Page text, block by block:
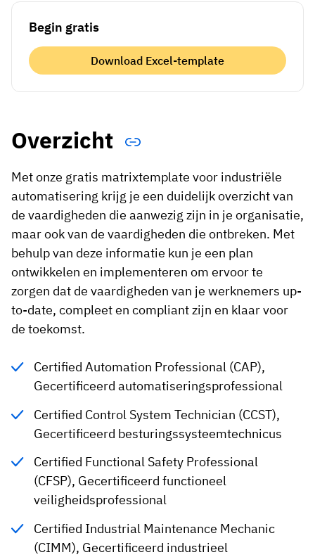
Begin gratis
Download Excel-template
Overzicht
Met onze gratis matrixtemplate voor industriële
automatisering krijg je een duidelijk overzicht van
de vaardigheden die aanwezig zijn in je organisatie,
maar ook van de vaardigheden die ontbreken. Met
behulp van deze informatie kun je een plan
ontwikkelen en implementeren om ervoor te
zorgen dat de vaardigheden van je werknemers up-
to-date, compleet en compliant zijn en klaar voor
de toekomst.
Certified Automation Professional (CAP),
Gecertificeerd automatiseringsprofessional
Certified Control System Technician (CCST),
Gecertificeerd besturingssysteemtechnicus
Certified Functional Safety Professional
(CFSP), Gecertificeerd functioneel
veiligheidsprofessional
Certified Industrial Maintenance Mechanic
(CIMM), Gecertificeerd industrieel